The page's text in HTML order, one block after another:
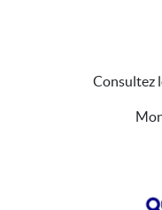
Consultez